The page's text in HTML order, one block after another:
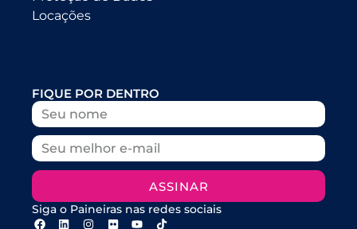
Locações
FIQUE POR DENTRO
ASSINAR
Siga o Paineiras nas redes sociais